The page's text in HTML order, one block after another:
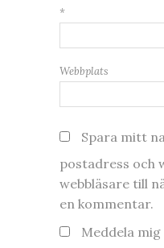
*
Webbplats
Spara mitt
postadress och
webbläsare till
en kommentar.
Meddela